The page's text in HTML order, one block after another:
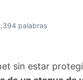
palabras
sin estar